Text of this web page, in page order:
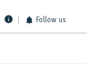
Follow us